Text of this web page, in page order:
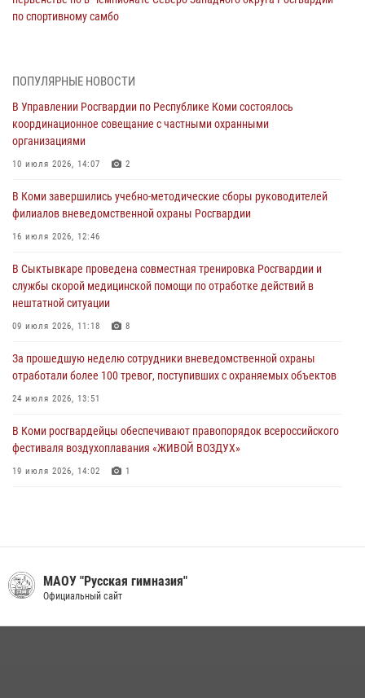
по спортивному самбо
законодательстве в сфере оборота оружия и продолжают изымать
оружие за нарушения
02 августа 2026, 06:17
В Койгородском районе местный житель обратился в Росгвардию
31 июля 2026, 10:55
Временно исполняющий обязанности начальника Управления
31 июля 2026, 06:57 8
В Усинске росгвардейцы оперативно отработали план «Квартал»
30 июля 2026, 13:53
В Санкт-Петербурге прошел окружной этап ежегодного
Всероссийского конкурса профессионального мастерства среди
сотрудников вневедомственной охраны Росгвардии
ПОПУЛЯРНЫЕ НОВОСТИ
В Управлении Росгвардии по Республике Коми состоялось
координационное совещание с частными охранными
организациями
10 июля 2026, 14:07 2
В Коми завершились учебно-методические сборы руководителей
филиалов вневедомственной охраны Росгвардии
16 июля 2026, 12:46
В Сыктывкаре проведена совместная тренировка Росгвардии и
службы скорой медицинской помощи по отработке действий в
нештатной ситуации
09 июля 2026, 11:18 8
За прошедшую неделю сотрудники вневедомственной охраны
отработали более 100 тревог, поступивших с охраняемых объектов
24 июля 2026, 13:51
В Коми росгвардейцы обеспечивают правопорядок всероссийского
фестиваля воздухоплавания «ЖИВОЙ ВОЗДУХ»
19 июля 2026, 14:02 1
В Сыктывкаре состоялась торжественная присяга для
военнослужащих по призыву в Центре подготовки личного состава
МАОУ "Русская гимназия"
Официальный сайт